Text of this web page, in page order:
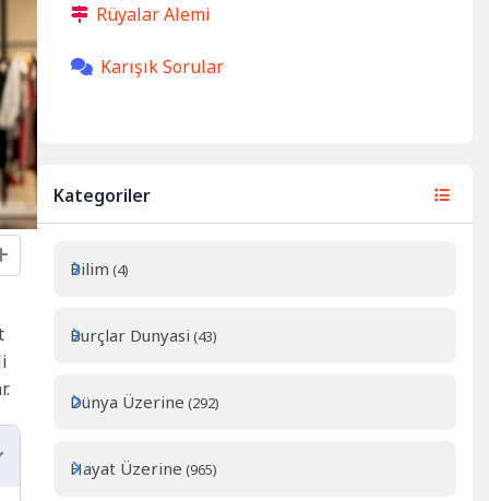
Rüyalar Alemi
Karışık Sorular
Kategoriler
Bilim (4)
Burçlar Dunyasi (43)
Dünya Üzerine (292)
Hayat Üzerine (965)